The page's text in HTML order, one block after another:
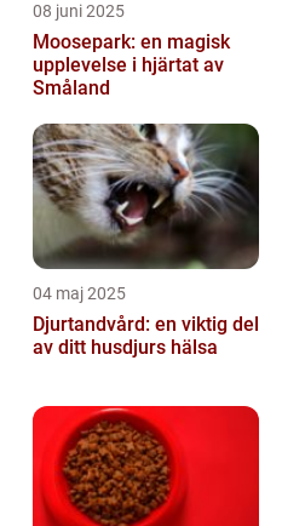
08 juni 2025
Moosepark: en magisk
upplevelse i hjärtat av
Småland
04 maj 2025
Djurtandvård: en viktig del
av ditt husdjurs hälsa